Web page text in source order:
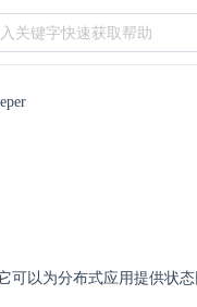
可以为分布式应用提供状